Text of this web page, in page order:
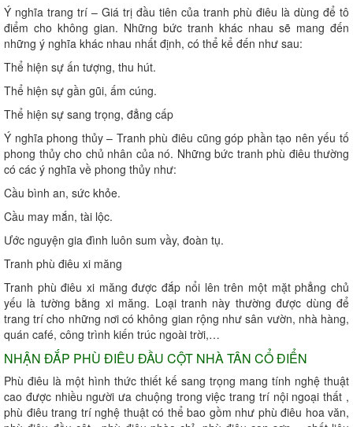
Ý nghĩa trang trí – Giá trị đầu tiên của tranh phù điêu là dùng để tô
điểm cho không gian. Những bức tranh khác nhau sẽ mang đến
những ý nghĩa khác nhau nhất định, có thể kể đến như sau:
Thể hiện sự ấn tượng, thu hút.
Thể hiện sự gần gũi, ấm cúng.
Thể hiện sự sang trọng, đẳng cấp
Ý nghĩa phong thủy – Tranh phù điêu cũng góp phần tạo nên yếu tố
phong thủy cho chủ nhân của nó. Những bức tranh phù điêu thường
có các ý nghĩa về phong thủy như:
Cầu bình an, sức khỏe.
Cầu may mắn, tài lộc.
Ước nguyện gia đình luôn sum vầy, đoàn tụ.
Tranh phù điêu xi măng
Tranh phù điêu xi măng được đắp nổi lên trên một mặt phẳng chủ
yếu là tường bằng xi măng. Loại tranh này thường được dùng để
trang trí cho những nơi có không gian rộng như sân vườn, nhà hàng,
quán café, công trình kiến trúc ngoài trời,…
NHẬN ĐẮP PHÙ ĐIÊU ĐẦU CỘT NHÀ TÂN CỔ ĐIỂN
Phù điêu là một hình thức thiết kế sang trọng mang tính nghệ thuật
cao được nhiều người ưa chuộng trong việc trang trí nội ngoại thất ,
phù điêu trang trí nghệ thuật có thể bao gồm như phù điêu hoa văn,